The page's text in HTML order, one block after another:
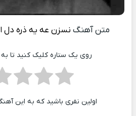
متن آهنگ نسزن عه یه ذره دل
روی یک ستاره کلیک کنید تا به
اولین نفری باشید که به این